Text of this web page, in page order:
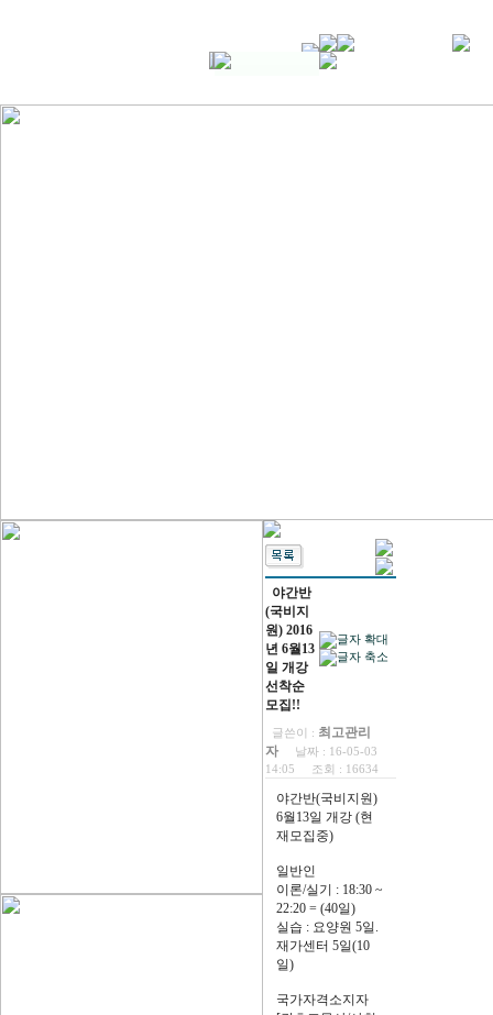
야간반
(국비지
원) 2016
년 6월13
일 개강
선착순
모집!!
글쓴이 : 최고관리
자
날짜 : 16-05-03
14:05
조회 : 16634
야간반(국비지원)
6월13일 개강 (현
재모집중)
일반인
이론/실기 : 18:30 ~
22:20 = (40일)
실습 : 요양원 5일.
재가센터 5일(10
일)
국가자격소지자